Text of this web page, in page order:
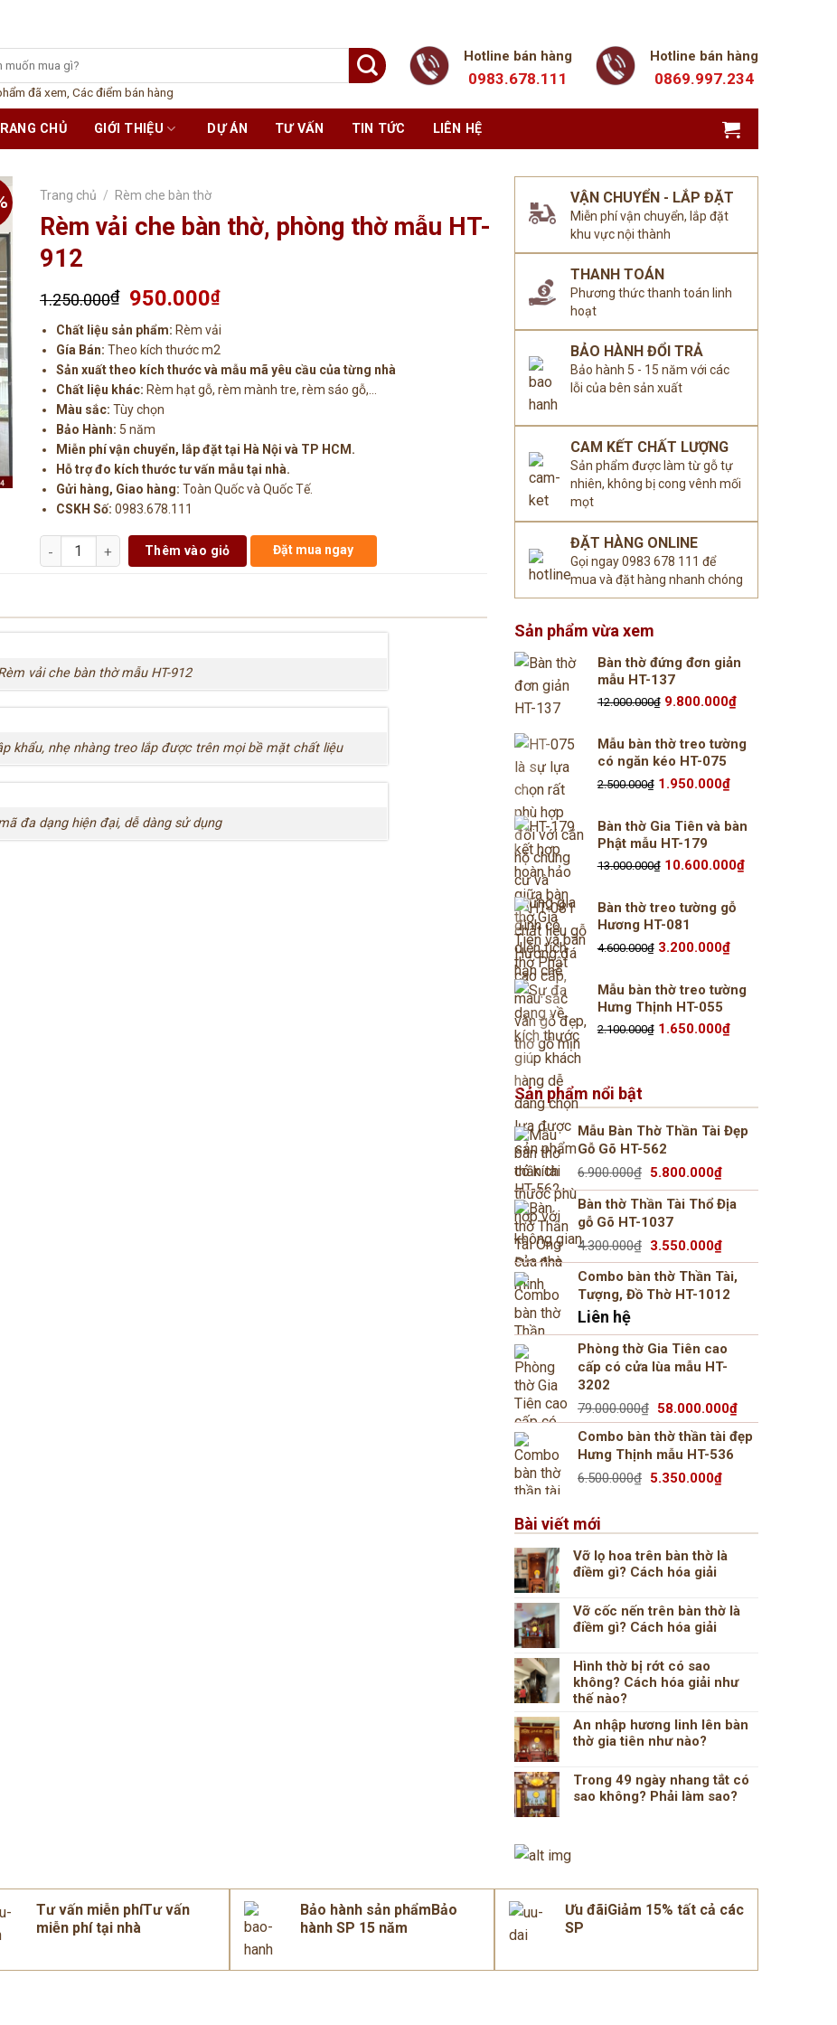
đã xem Các điểm bán hàng
Hotline bán hàng
0983.678.111
Hotline bán hàng
0869.997.234
CHỦ GIỚI THIỆU DỰ ÁN TƯ VẤN TIN TỨC LIÊN HỆ
VẬN CHUYỂN - LẮP ĐẶT
Miễn phí vận chuyển, lắp đặt
khu vực nội thành
THANH TOÁN
Phương thức thanh toán linh
hoạt
BẢO HÀNH ĐỔI TRẢ
Bảo hành 5 - 15 năm với các
lỗi của bên sản xuất
CAM KẾT CHẤT LƯỢNG
Sản phẩm được làm từ gỗ tự
nhiên, không bị cong vênh mối
mọt
ĐẶT HÀNG ONLINE
Gọi ngay 0983 678 111 để
mua và đặt hàng nhanh chóng
Sản phẩm vừa xem
Bàn thờ đứng đơn giản
mẫu HT-137
12.000.000₫ Giá
gốc
12.000.000₫.
9.800.000₫Giá
hiện
9.800.000₫.
Mẫu bàn thờ treo tường
có ngăn kéo HT-075
2.500.000₫ Giá
gốc
2.500.000₫.
1.950.000₫Giá
hiện
là:
1.950.000₫.
Bàn thờ Gia Tiên và bàn
Phật mẫu HT-179
13.000.000₫ Giá
gốc
13.000.000₫.
10.600.000₫Giá
hiện
Bàn thờ treo tường gỗ
Hương HT-081
4.600.000₫ Giá
gốc
4.600.000₫.
3.200.000₫Giá
hiện
3.200.000₫.
Mẫu bàn thờ treo tường
Hưng Thịnh HT-055
2.100.000₫ Giá
gốc
1.650.000₫Giá
hiện
Sản phẩm nổi bật
Mẫu Bàn Thờ Thần Tài Đẹp
Gỗ Gõ HT-562
6.900.000₫ Giá
gốc
là:
6.900.000₫.
5.800.000₫Giá
hiện
tại
5.800.000₫.
Bàn thờ Thần Tài Thổ Địa
gỗ Gõ HT-1037
4.300.000₫ Giá
gốc
là:
4.300.000₫.
3.550.000₫Giá
hiện
tại
là:
Combo bàn thờ Thần Tài,
Tượng, Đồ Thờ HT-1012
Liên hệ
Phòng thờ Gia Tiên cao
cấp có cửa lùa mẫu HT-
3202
79.000.000₫ Giá
gốc
là:
79.000.000₫.
58.000.000₫Giá
hiện
tại
Combo bàn thờ thần tài đẹp
Hưng Thịnh mẫu HT-536
6.500.000₫ Giá
6.500.000₫.
5.350.000₫Giá
là:
5.350.000₫.
Bài viết mới
Vỡ lọ hoa trên bàn thờ là
điềm gì? Cách hóa giải
Vỡ cốc nến trên bàn thờ là
điềm gì? Cách hóa giải
Hình thờ bị rớt có sao
không? Cách hóa giải như
thế nào?
An nhập hương linh lên bàn
thờ gia tiên như nào?
Trong 49 ngày nhang tắt có
sao không? Phải làm sao?
Trang chủ / Rèm che bàn thờ
Rèm vải che bàn thờ, phòng thờ mẫu HT-
912
1.250.000₫ Giá
gốc
là:
1.250.000₫.
950.000₫Giá
hiện
tại
là:
950.000₫.
Chất liệu sản phẩm:Rèm vải
Gía Bán: Theo kích thước m2
Sản xuất theo kích thước và mẫu mã yêu cầu của từng nhà
Chất liệu khác: Rèm hạt gỗ, rèm mành tre, rèm sáo gỗ,…
Màu sắc: Tùy chọn
Bảo Hành: 5 năm
Miễn phí vận chuyển, lắp đặt tại Hà Nội và TP HCM.
Hỗ trợ đo kích thước tư vấn mẫu tại nhà.
Gửi hàng, Giao hàng: Toàn Quốc và Quốc Tế.
CSKH Số: 0983.678.111
Số lượng Thêm vào giỏ Đặt mua ngay
vải che bàn thờ mẫu HT-912
khẩu, nhẹ nhàng treo lắp được trên mọi bề mặt chất liệu
đa dạng hiện đại, dễ dàng sử dụng
Tư vấn miễn phíTư vấn
miễn phí tại nhà
Bảo hành sản phẩmBảo
hành SP 15 năm
Ưu đãiGiảm 15% tất cả các
SP